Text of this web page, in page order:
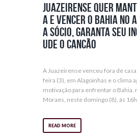
Juazeirense quer
a e vencer o Bahia no
a Sócio, garanta seu
ude o Cancão
A Juazeirense venceu fora de
feira (3), em Alagoinhas e o clima
motivação para enfrentar o Bahia,
Moraes, neste domingo (8), às
READ MORE